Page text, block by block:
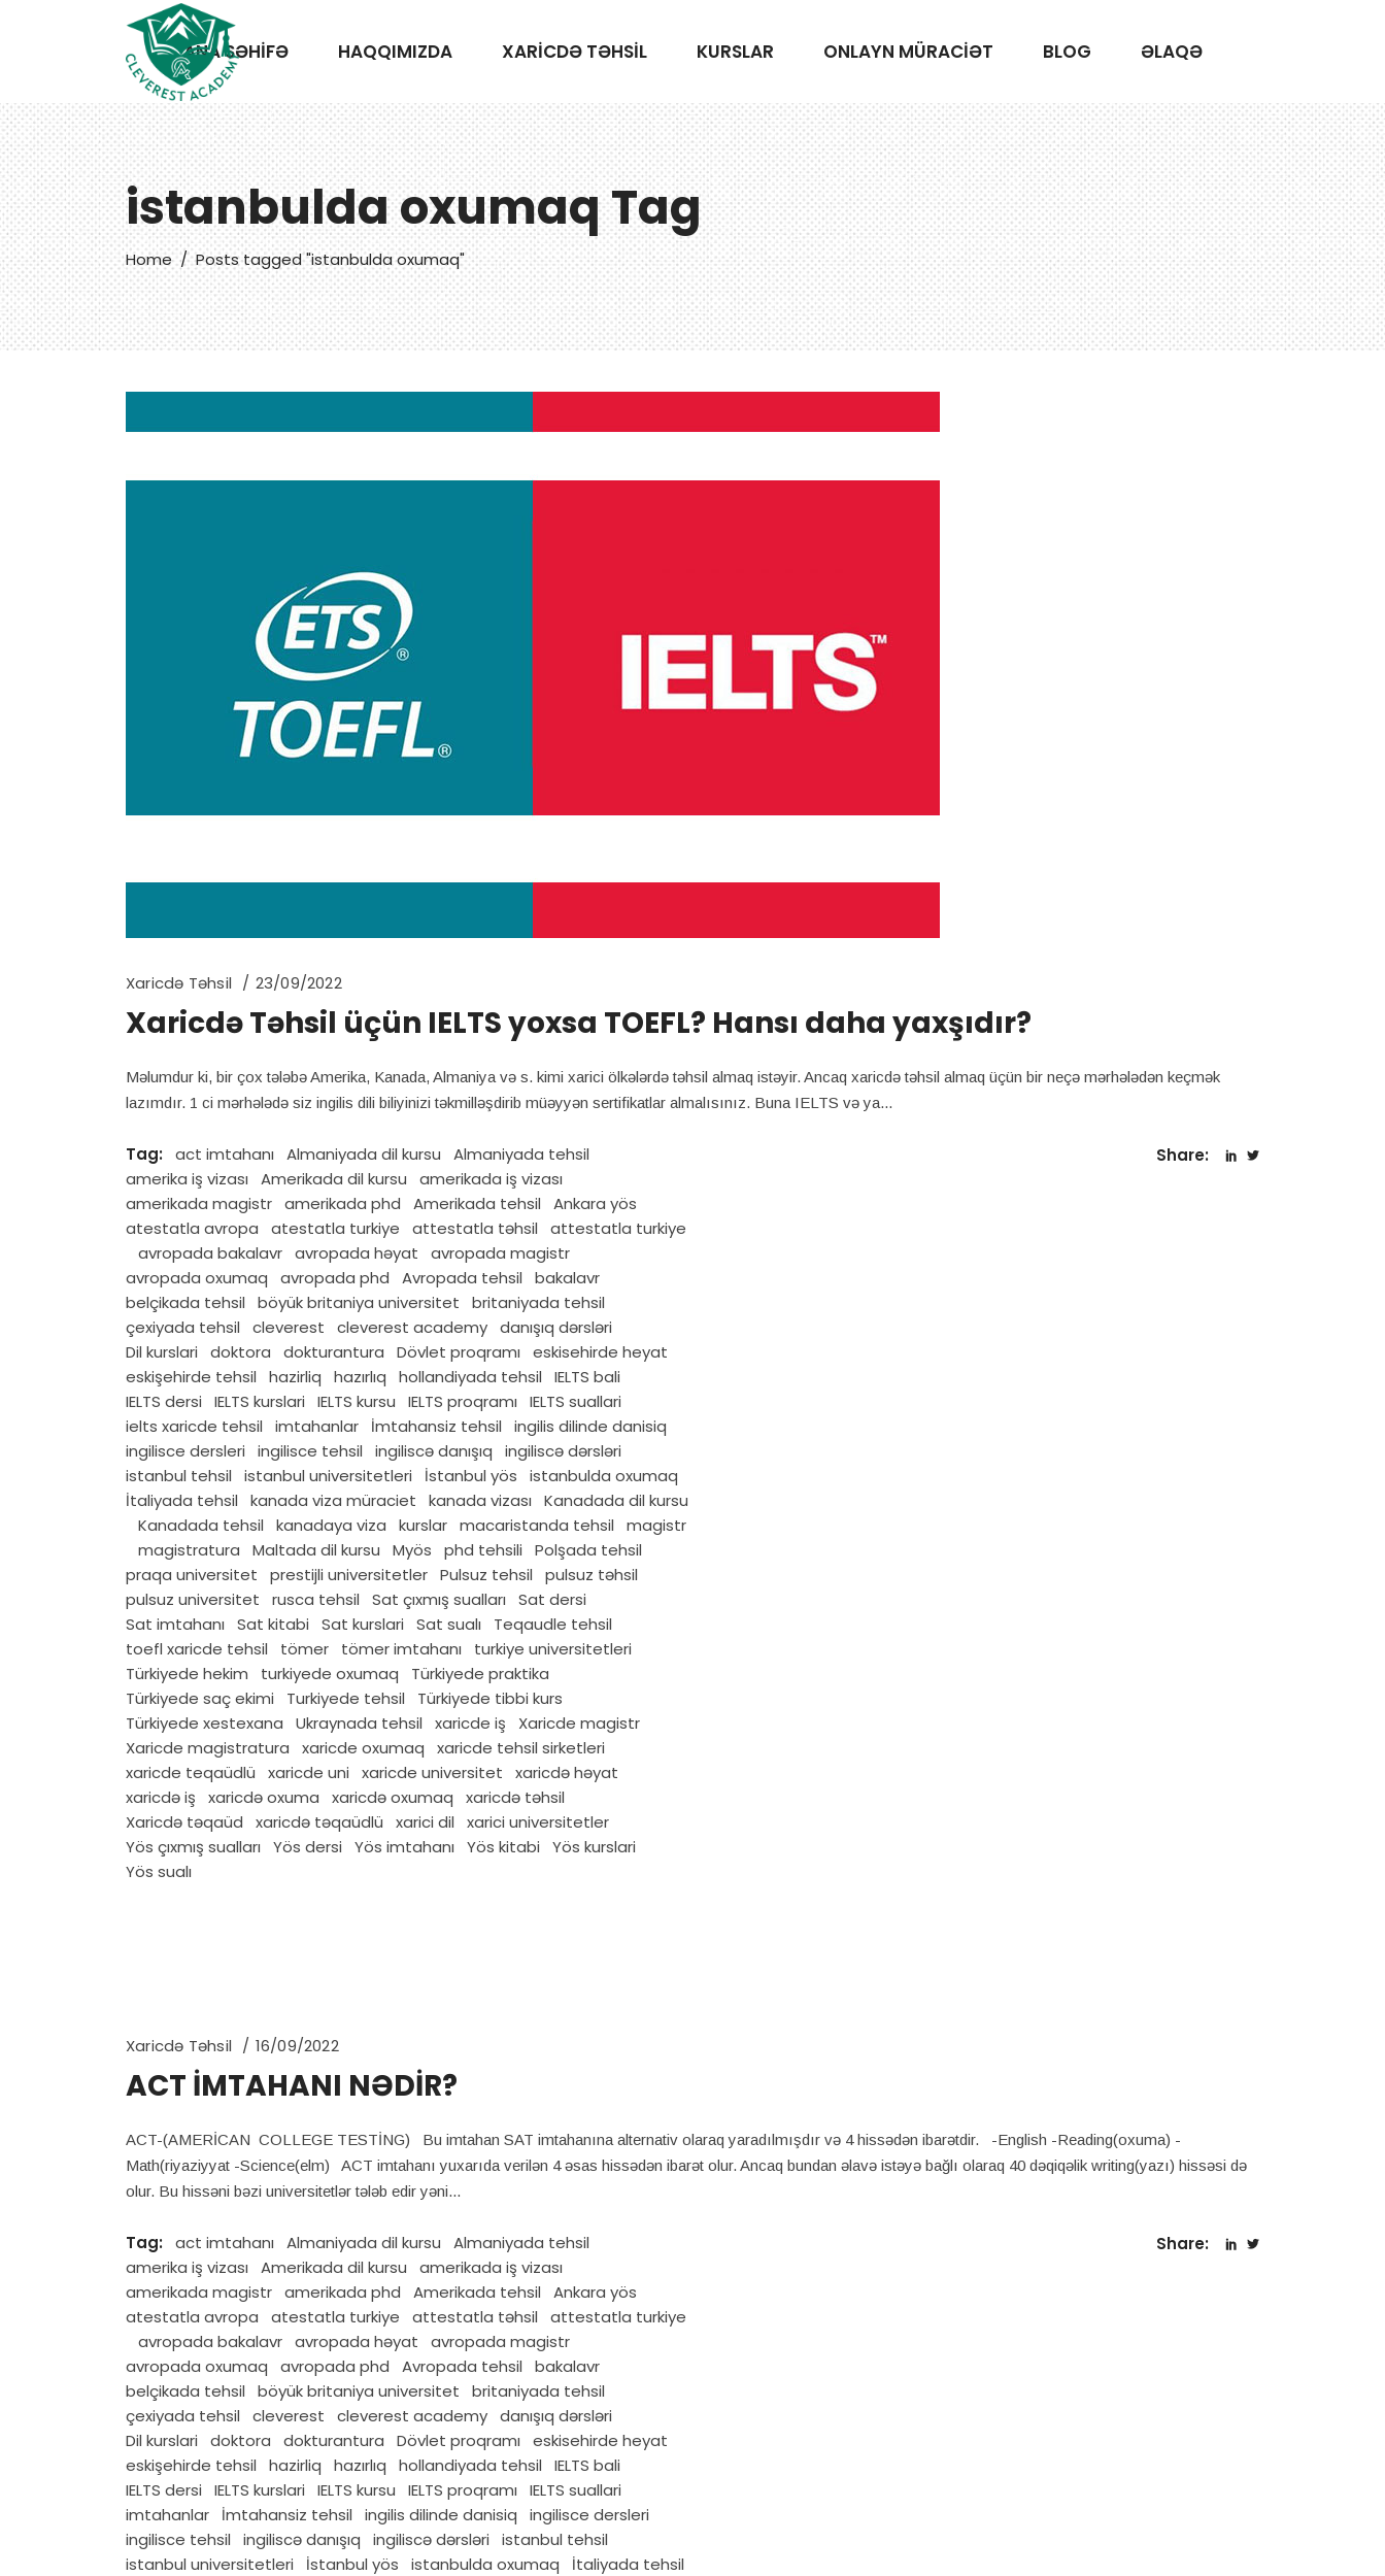
ANA SƏHİFƏ HAQQIMIZDA XARİCDƏ TƏHSİL KURSLAR ONLAYN MÜRACİƏT BLOG ƏLAQƏ
istanbulda oxumaq Tag
Home/Posts tagged "istanbulda oxumaq"
Xaricdə Təhsil 23/09/2022
Xaricdə Təhsil üçün IELTS yoxsa TOEFL? Hansı daha yaxşıdır?
Məlumdur ki, bir çox tələbə Amerika, Kanada, Almaniya və s. kimi xarici ölkələrdə təhsil almaq istəyir. Ancaq xaricdə təhsil almaq üçün bir neçə mərhələdən keçmək
lazımdır. 1 ci mərhələdə siz ingilis dili biliyinizi təkmilləşdirib müəyyən sertifikatlar almalısınız. Buna IELTS və ya
Tag: act imtahanı Almaniyada dil kursu
Almaniyada tehsil
amerika iş vizası
Amerikada dil kursu
amerikada iş vizası
amerikada magistr amerikada phd Amerikada tehsil
Ankara yös
atestatla avropa
atestatla turkiye attestatla təhsil
attestatla turkiye
avropada bakalavr avropada həyat
avropada magistr
avropada oxumaq
avropada phd Avropada tehsil
bakalavr
belçikada tehsil
böyük britaniya universitet
britaniyada tehsil
çexiyada tehsil
cleverest cleverest academy danışıq dərsləri
Dil kurslari
doktora dokturantura Dövlet proqramı
eskisehirde heyat
eskişehirde tehsil
hazirliq hazırlıq hollandiyada tehsil
IELTS bali
IELTS dersi
IELTS kurslari IELTS kursu IELTS proqramı
IELTS suallari
ielts xaricde tehsil
imtahanlar İmtahansiz tehsil
ingilis dilinde danisiq
ingilisce dersleri
ingilisce tehsil ingiliscə danışıq
ingiliscə dərsləri
istanbul tehsil
istanbul universitetleri İstanbul yös
istanbulda oxumaq
İtaliyada tehsil
kanada viza müraciet kanada vizası
Kanadada dil kursu
Kanadada tehsil
kanadaya viza kurslar macaristanda tehsil
magistr
magistratura
Maltada dil kursu Myös phd tehsili
Polşada tehsil
praqa universitet
prestijli universitetler Pulsuz tehsil
pulsuz təhsil
pulsuz universitet
rusca tehsil Sat çıxmış sualları
Sat dersi
Sat imtahanı
Sat kitabi Sat kurslari Sat sualı
Teqaudle tehsil
toefl xaricde tehsil
tömer tömer imtahanı
turkiye universitetleri
Türkiyede hekim
turkiyede oxumaq
Türkiyede praktika
Türkiyede saç ekimi
Turkiyede tehsil
Türkiyede tibbi kurs
Türkiyede xestexana
Ukraynada tehsil xaricde iş
Xaricde magistr
Xaricde magistratura
xaricde oxumaq
xaricde tehsil sirketleri
xaricde teqaüdlü
xaricde uni xaricde universitet
xaricdə həyat
xaricdə iş
xaricdə oxuma xaricdə oxumaq
xaricdə təhsil
Xaricdə təqaüd
xaricdə təqaüdlü xarici dil
xarici universitetler
Yös çıxmış sualları
Yös dersi Yös imtahanı Yös kitabi
Yös kurslari
Yös sualı
Share:
Xaricdə Təhsil 16/09/2022
ACT İMTAHANI NƏDİR?
ACT-(AMERİCAN COLLEGE TESTİNG) Bu imtahan SAT imtahanına alternativ olaraq yaradılmışdır və 4 hissədən ibarətdir. -English -Reading(oxuma) -
Math(riyaziyyat -Science(elm) ACT imtahanı yuxarıda verilən 4 əsas hissədən ibarət olur. Ancaq bundan əlavə istəyə bağlı olaraq 40 dəqiqəlik writing(yazı) hissəsi də
olur. Bu hissəni bəzi universitetlər tələb edir yəni
Tag: act imtahanı Almaniyada dil kursu
Almaniyada tehsil
amerika iş vizası
Amerikada dil kursu
amerikada iş vizası
amerikada magistr amerikada phd Amerikada tehsil
Ankara yös
atestatla avropa
atestatla turkiye attestatla təhsil
attestatla turkiye
avropada bakalavr avropada həyat
avropada magistr
avropada oxumaq
avropada phd Avropada tehsil
bakalavr
belçikada tehsil
böyük britaniya universitet
britaniyada tehsil
çexiyada tehsil
cleverest cleverest academy danışıq dərsləri
Dil kurslari
doktora dokturantura Dövlet proqramı
eskisehirde heyat
eskişehirde tehsil
hazirliq hazırlıq hollandiyada tehsil
IELTS bali
IELTS dersi
IELTS kurslari IELTS kursu IELTS proqramı
IELTS suallari
imtahanlar
İmtahansiz tehsil ingilis dilinde danisiq
ingilisce dersleri
ingilisce tehsil
ingiliscə danışıq ingiliscə dərsləri
istanbul tehsil
istanbul universitetleri
İstanbul yös istanbulda oxumaq
İtaliyada tehsil
Share: